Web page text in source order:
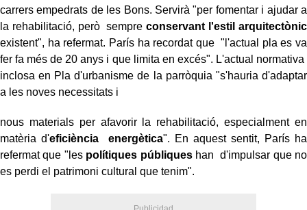
carrers empedrats de les Bons. Servirà "per fomentar i ajudar a
la rehabilitació, però sempreconservant l'estil arquitectònic
existent", ha refermat. París ha recordat que "l'actual pla es va
fer fa més de 20 anys i que limita en excés". L'actual normativa
inclosa en Pla d'urbanisme de la parròquia "s'hauria d'adaptar
a les noves necessitats i
nous materials per afavorir la rehabilitació, especialment en
matèria d'eficiència energètica". En aquest sentit, París ha
refermat que "les polítiques públiques han d'impulsar que no
es perdi el patrimoni cultural que tenim".